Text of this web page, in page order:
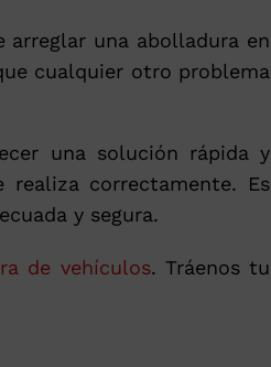
una abolladura en
cualquier otro problema
una solución rápida y
correctamente. Es
y segura.
de vehículos. Tráenos tu